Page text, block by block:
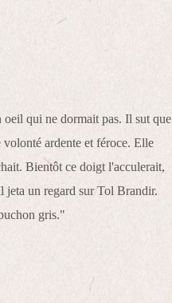
qui ne dormait pas. Il sut que
ardente et féroce. Elle
Bientôt ce doigt l'acculerait,
jeta un regard sur Tol Brandir.
gris."